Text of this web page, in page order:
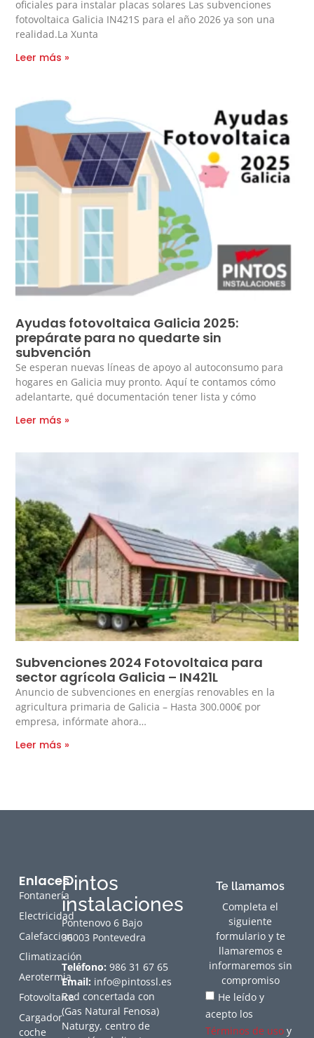
oficiales para instalar placas solares Las subvenciones
fotovoltaica Galicia IN421S para el año 2026 ya son una
realidad.La Xunta
Leer más »
Ayudas fotovoltaica Galicia 2025:
prepárate para no quedarte sin
subvención
Se esperan nuevas líneas de apoyo al autoconsumo para
hogares en Galicia muy pronto. Aquí te contamos cómo
adelantarte, qué documentación tener lista y cómo
Leer más »
Subvenciones 2024 Fotovoltaica para
sector agrícola Galicia – IN421L
Anuncio de subvenciones en energías renovables en la
agricultura primaria de Galicia – Hasta 300.000€ por
empresa, infórmate ahora…
Leer más »
Pintos
instalaciones
Pontenovo 6 Bajo
36003 Pontevedra
Teléfono: 986 31 67 65
Email: info@pintossl.es
Red concertada con
(Gas Natural Fenosa)
Naturgy, centro de
Enlaces
Fontanería
Electricidad
Calefaccion
Climatización
Aerotermia
Fotovoltaica
Cargador
coche
Te llamamos
Completa el
siguiente
formulario y te
llamaremos e
informaremos sin
compromiso
He leído y
acepto los
Términos de uso y